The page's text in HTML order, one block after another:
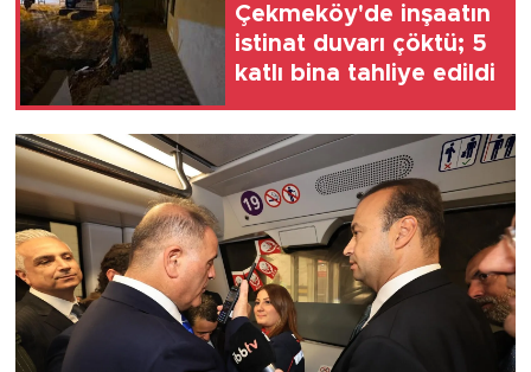
Çekmeköy'de inşaatın
istinat duvarı çöktü; 5
katlı bina tahliye edildi